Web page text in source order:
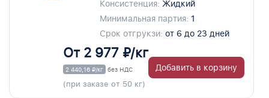
Консистенция: Жидкий
Минимальная партия: 1
Срок отгрукзи: от 6 до 23 дней
От 2 977 ₽/кг
2 440,16 ₽/кг без НДС
(при заказе от 50 кг)
Добавить в корзину